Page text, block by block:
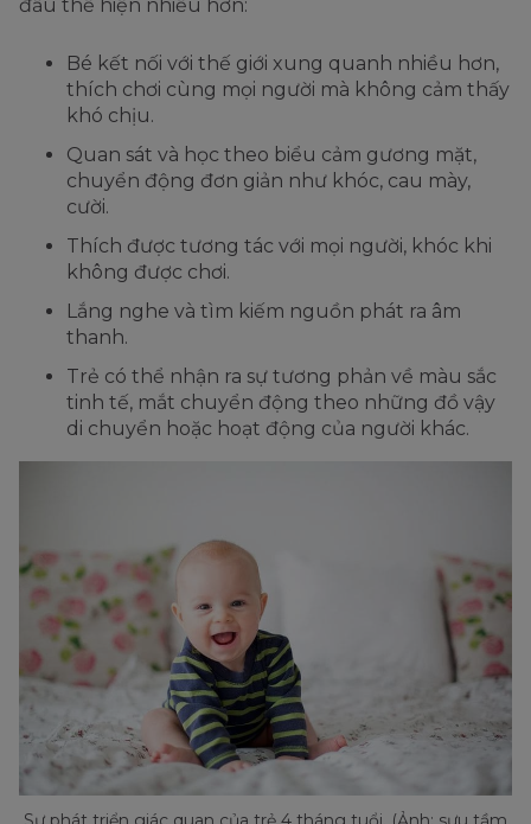
đầu thể hiện nhiều hơn:
Bé kết nối với thế giới xung quanh nhiều hơn,
thích chơi cùng mọi người mà không cảm thấy
khó chịu.
Quan sát và học theo biểu cảm gương mặt,
chuyển động đơn giản như khóc, cau mày,
cười.
Thích được tương tác với mọi người, khóc khi
không được chơi.
Lắng nghe và tìm kiếm nguồn phát ra âm
thanh.
Trẻ có thể nhận ra sự tương phản về màu sắc
tinh tế, mắt chuyển động theo những đồ vậy
di chuyển hoặc hoạt động của người khác.